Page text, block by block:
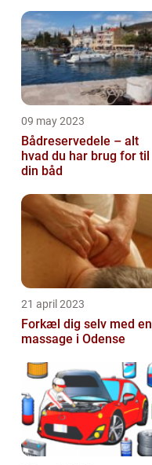
09 may 2023
Bådreservedele – alt
hvad du har brug for til
din båd
21 april 2023
Forkæl dig selv med en
massage i Odense